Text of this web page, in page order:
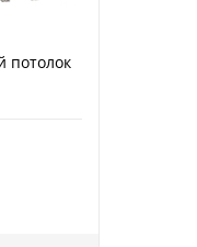
потолок